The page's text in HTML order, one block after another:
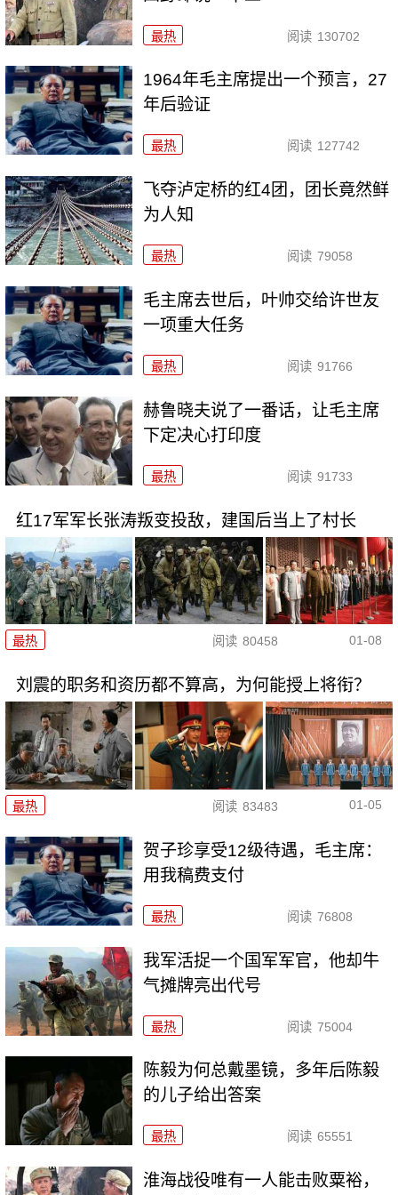
最热 阅读 130702
1964年毛主席提出一个预言，27
年后验证
最热 阅读 127742
飞夺泸定桥的红4团，团长竟然鲜
为人知
最热 阅读 79058
毛主席去世后，叶帅交给许世友
一项重大任务
最热 阅读 91766
赫鲁晓夫说了一番话，让毛主席
下定决心打印度
最热 阅读 91733
红17军军长张涛叛变投敌，建国后当上了村长
最热 阅读 80458 01-08
刘震的职务和资历都不算高，为何能授上将衔？
最热 阅读 83483 01-05
贺子珍享受12级待遇，毛主席：
用我稿费支付
最热 阅读 76808
我军活捉一个国军军官，他却牛
气摊牌亮出代号
最热 阅读 75004
陈毅为何总戴墨镜，多年后陈毅
的儿子给出答案
最热 阅读 65551
淮海战役唯有一人能击败粟裕，